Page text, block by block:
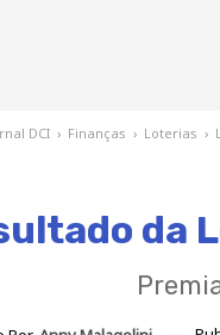
DCI › Finanças › Loterias ›
da